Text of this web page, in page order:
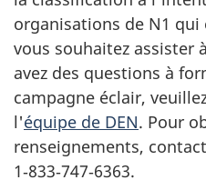
organisations de N1 qui
vous souhaitez assister
avez des questions à
campagne éclair,
l'équipe de DEN. Pour
renseignements,
1‑833‑747‑6363.